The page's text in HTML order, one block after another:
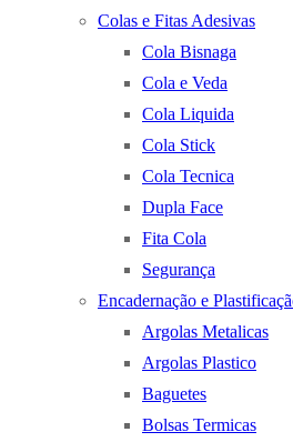
Colas e Fitas Adesivas
Cola Bisnaga
Cola e Veda
Cola Liquida
Cola Stick
Cola Tecnica
Dupla Face
Fita Cola
Segurança
Encadernação e
Argolas Metalicas
Argolas Plastico
Baguetes
Bolsas Termicas